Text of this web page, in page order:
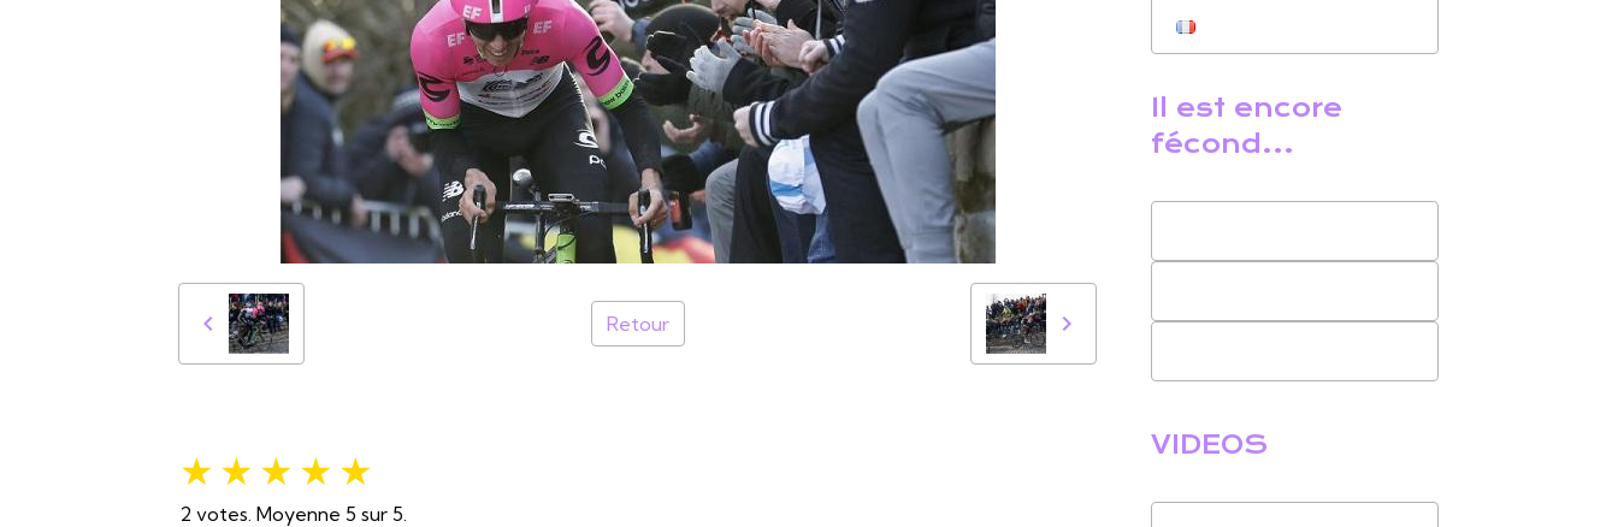
Retour
★ ★ ★ ★ ★
2 votes. Moyenne5 sur 5.
Il est encore
fécond...
VIDEOS